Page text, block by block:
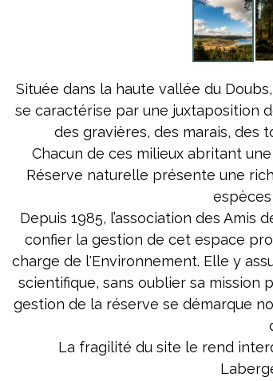
Située dans la haute vallée du
se caractérise par une juxtaposition
des gravières, des marais, des
Chacun de ces milieux abritant
Réserve naturelle présente une
Depuis 1985, l’association des
confier la gestion de cet espace
charge de l'Environnement. Elle y
scientifique, sans oublier sa mission
gestion de la réserve se démarque
La fragilité du site le rend